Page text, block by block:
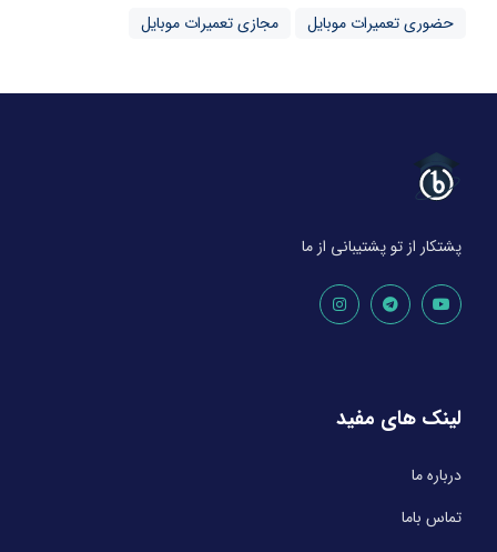
حضوری تعمیرات موبایل
مجازی تعمیرات موبایل
پشتکار از تو پشتیبانی از ما
لینک های مفید
درباره ما
تماس باما